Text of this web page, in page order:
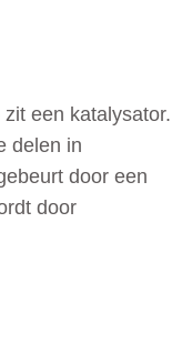
een katalysator.
delen in
door een
door